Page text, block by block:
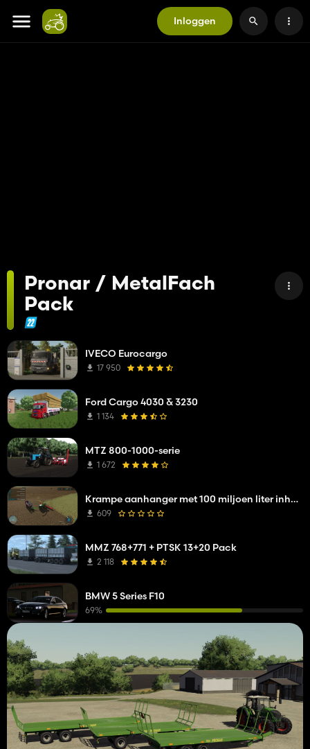
Inloggen
Pronar / MetalFach
Pack
IVECO Eurocargo
17 950
Ford Cargo 4030 & 3230
1 134
MTZ 800-1000-serie
1 672
Krampe aanhanger met 100 miljoen liter inhoud
609
MMZ 768+771 + PTSK 13+20 Pack
2 118
BMW 5 Series F10
69%